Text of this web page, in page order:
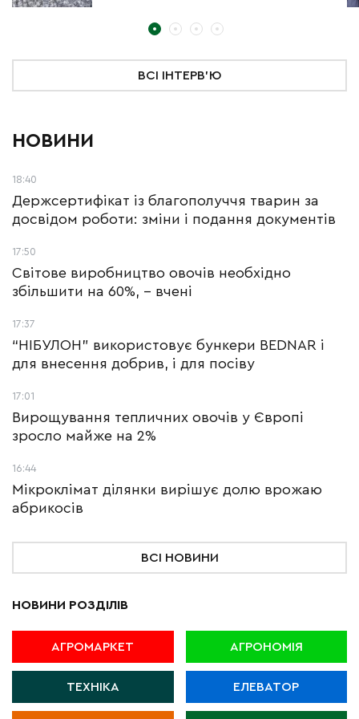
ВСІ ІНТЕРВ'Ю
НОВИНИ
18:40
Держсертифікат із благополуччя тварин за
досвідом роботи: зміни і подання документів
17:50
Світове виробництво овочів необхідно
збільшити на 60%, – вчені
17:37
“НІБУЛОН” використовує бункери BEDNAR і
для внесення добрив, і для посіву
17:01
Вирощування тепличних овочів у Європі
зросло майже на 2%
16:44
Мікроклімат ділянки вирішує долю врожаю
абрикосів
ВСІ НОВИНИ
НОВИНИ РОЗДІЛІВ
АГРОМАРКЕТ АГРОНОМІЯ
ТЕХНІКА ЕЛЕВАТОР